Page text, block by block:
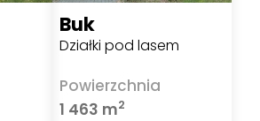
Buk
Działki pod lasem
Powierzchnia
1 463 m2